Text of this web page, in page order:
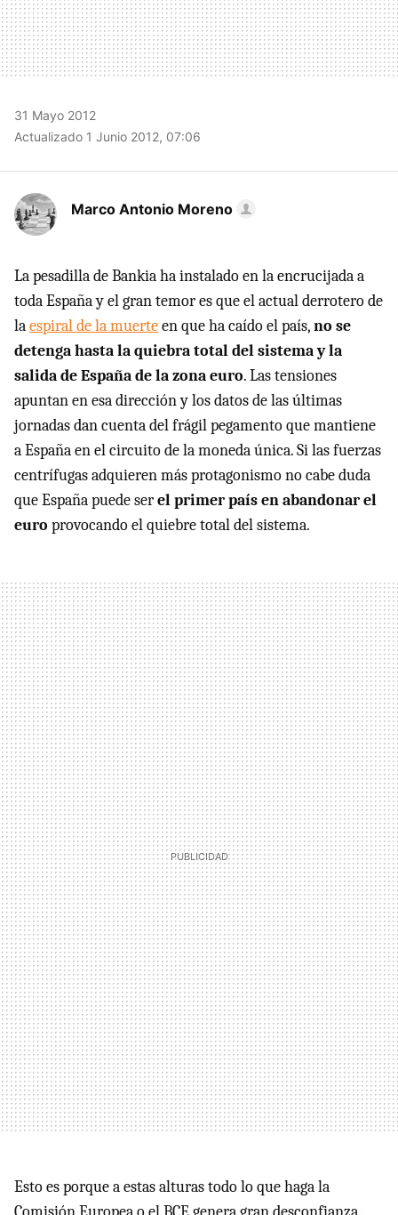
31 Mayo 2012
Actualizado 1 Junio 2012, 07:06
Marco Antonio Moreno
La pesadilla de Bankia ha instalado en la encrucijada a
toda España y el gran temor es que el actual derrotero de
laespiral de la muerteen que ha caído el país,no se
detenga hasta la quiebra total del sistema y la
salida de España de la zona euro. Las tensiones
apuntan en esa dirección y los datos de las últimas
jornadas dan cuenta del frágil pegamento que mantiene
a España en el circuito de la moneda única. Si las fuerzas
centrífugas adquieren más protagonismo no cabe duda
que España puede serel primer país en abandonar el
euro provocando el quiebre total del sistema.
Esto es porque a estas alturas todo lo que haga la